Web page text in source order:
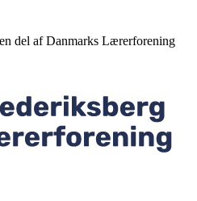
del af Danmarks Lærerforening